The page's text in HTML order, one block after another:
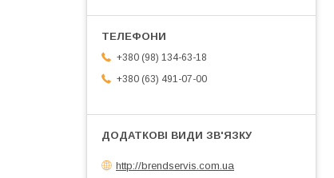
+380 (98) 134-63-18
+380 (63) 491-07-00
http://brendservis.com.ua